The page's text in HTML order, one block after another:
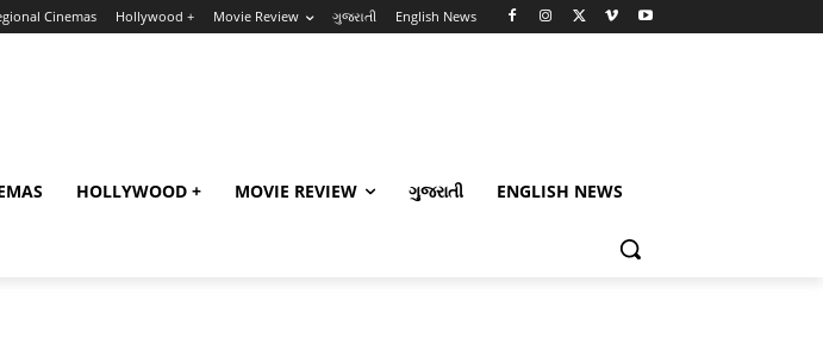
Cinemas Hollywood + Movie Review ગુજરાતી English News
HOLLYWOOD + MOVIE REVIEW ગુજરાતી ENGLISH NEWS